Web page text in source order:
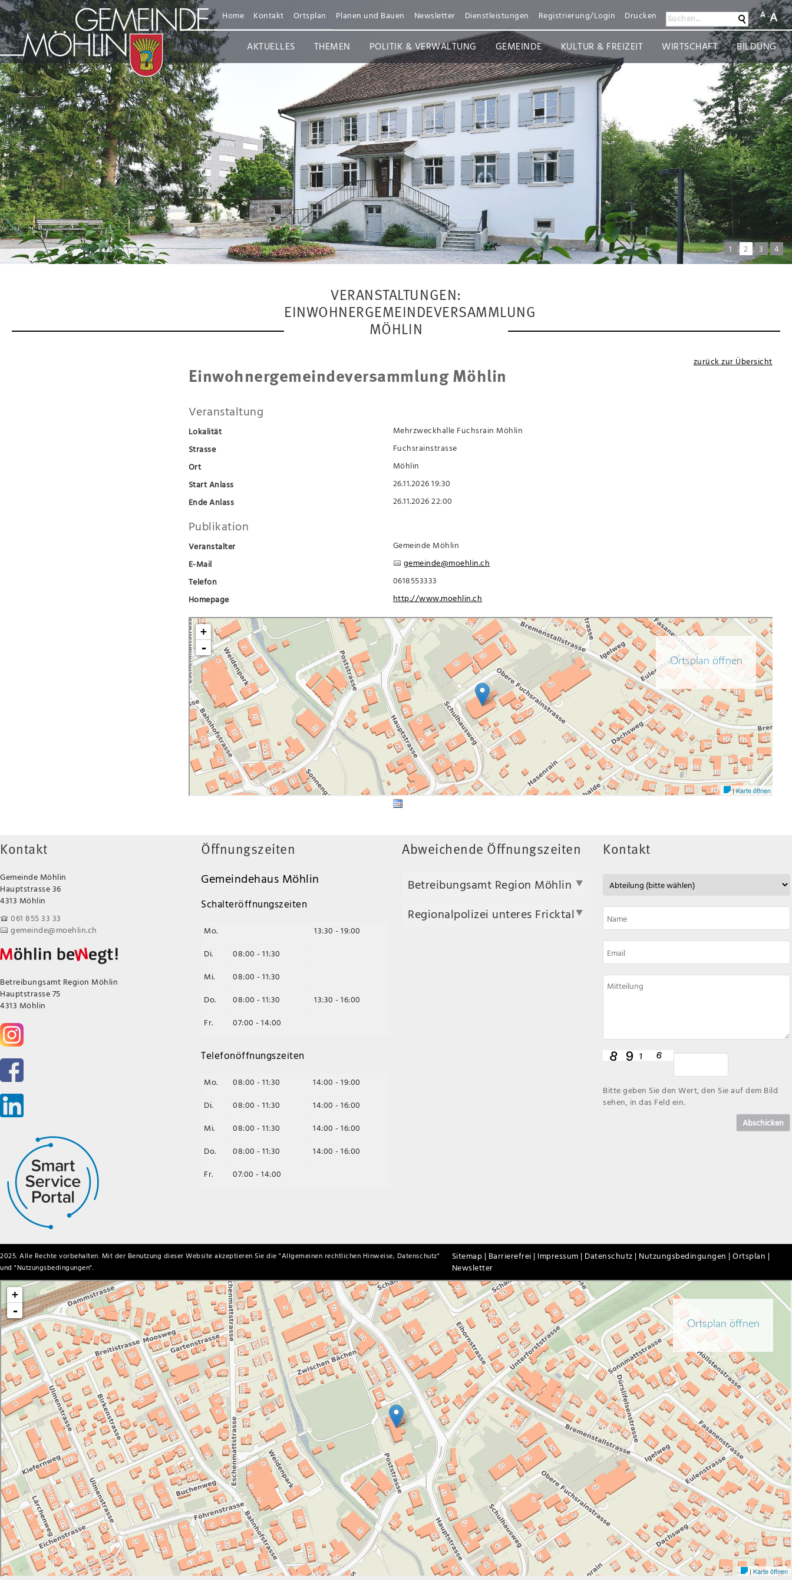
A A
Suchen...
Home Kontakt Ortsplan Planen und Bauen Newsletter Dienstleistungen Registrierung/Login DruckenSuchen
AKTUELLES THEMEN POLITIK & VERWALTUNG GEMEINDE KULTUR & FREIZEIT WIRTSCHAFT BILDUNG
1 2 3 4
VERANSTALTUNGEN:
EINWOHNERGEMEINDEVERSAMMLUNG
MÖHLIN
zurück zur Übersicht
Einwohnergemeindeversammlung Möhlin
Veranstaltung
Lokalität
Mehrzweckhalle Fuchsrain Möhlin
Strasse
Fuchsrainstrasse
Ort
Möhlin
Start Anlass
26.11.2026 19:30
Ende Anlass
26.11.2026 22:00
Publikation
Veranstalter
Gemeinde Möhlin
E-Mail
gemeinde@moehlin.ch
Telefon
0618553333
Homepage
http://www.moehlin.ch
Kontakt
Gemeinde Möhlin
Hauptstrasse 36
4313 Möhlin
061 855 33 33
gemeinde@moehlin.ch
Betreibungsamt Region Möhlin
Hauptstrasse 75
4313 Möhlin
Öffnungszeiten
Gemeindehaus Möhlin
Schalteröffnungszeiten
Mo.
13:30 - 19:00
Di.
08:00 - 11:30
Mi.
08:00 - 11:30
Do.
08:00 - 11:30
13:30 - 16:00
Fr.
07:00 - 14:00
Telefonöffnungszeiten
Mo. 08:00 - 11:30
14:00 - 19:00
Di.
08:00 - 11:30
14:00 - 16:00
Mi.
08:00 - 11:30
14:00 - 16:00
Do.
08:00 - 11:30
14:00 - 16:00
Fr.
07:00 - 14:00
Abweichende Öffnungszeiten
Betreibungsamt Region Möhlin
Regionalpolizei unteres Fricktal
Kontakt
Bitte geben Sie den Wert, den Sie auf dem Bild
sehen, in das Feld ein.
Abschicken
2025. Alle Rechte vorbehalten. Mit der Benutzung dieser Website akzeptieren Sie die "Allgemeinen rechtlichen Hinweise, Datenschutz"
und "Nutzungsbedingungen".
Sitemap | Barrierefrei | Impressum | Datenschutz | Nutzungsbedingungen |Ortsplan |
Newsletter